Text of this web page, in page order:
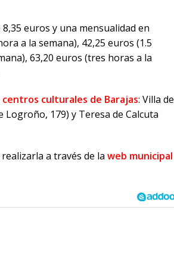
euros y una mensualidad en
a la semana), 42,25 euros (1.5
63,20 euros (tres horas a la
centros culturales de Barajas: Villa de
Logroño, 179) y Teresa de Calcuta
a través de la web municipal